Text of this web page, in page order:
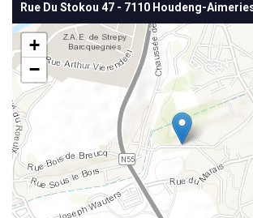
Rue Du Stokou 47 - 7110 Houdeng-
+
−